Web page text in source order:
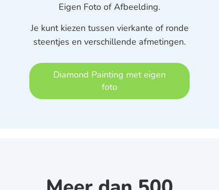
Eigen Foto of Afbeelding.
Je kunt kiezen tussen vierkante of ronde
steentjes en verschillende afmetingen.
Diamond Painting met eigen
foto